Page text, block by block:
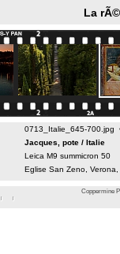
La
0713_Italie_645-
Jacques, pote / Italie
Leica M9 summicron 50
Eglise San Zeno,
Coppermine